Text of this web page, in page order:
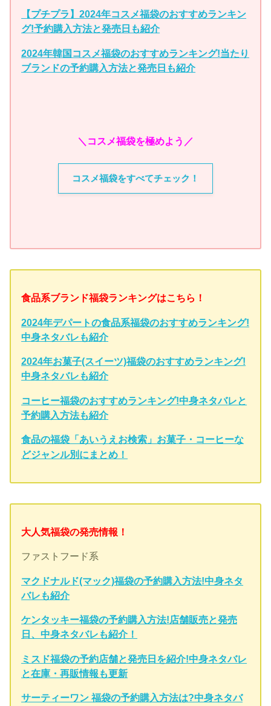
【プチプラ】2024年コスメ福袋のおすすめランキン
グ!予約購入方法と発売日も紹介
2024年韓国コスメ福袋のおすすめランキング!当たり
ブランドの予約購入方法と発売日も紹介
＼コスメ福袋を極めよう／
コスメ福袋をすべてチェック！
食品系ブランド福袋ランキングはこちら！
2024年デパートの食品系福袋のおすすめランキング!
中身ネタバレも紹介
2024年お菓子(スイーツ)福袋のおすすめランキング!
中身ネタバレも紹介
コーヒー福袋のおすすめランキング!中身ネタバレと
予約購入方法も紹介
食品の福袋「あいうえお検索」お菓子・コーヒーな
どジャンル別にまとめ！
大人気福袋の発売情報！
ファストフード系
マクドナルド(マック)福袋の予約購入方法!中身ネタ
バレも紹介
ケンタッキー福袋の予約購入方法!店舗販売と発売
日、中身ネタバレも紹介！
ミスド福袋の予約店舗と発売日を紹介!中身ネタバレ
と在庫・再販情報も更新
サーティーワン 福袋の予約購入方法は?中身ネタバ